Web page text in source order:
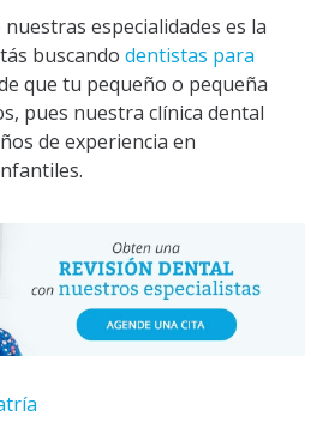
nuestras especialidades es la
buscando dentistas para
que tu pequeño o pequeña
pues nuestra clínica dental
de experiencia en